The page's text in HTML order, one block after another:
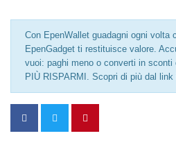
Con EpenWallet guadagni ogni volta
EpenGadget ti restituisce valore.
vuoi: paghi meno o converti in sconti
PIÙ RISPARMI. Scopri di più dal link